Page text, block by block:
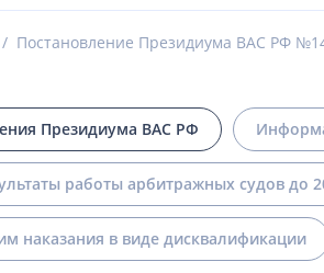
Постановление Президиума ВАС РФ
Президиума ВАС РФ
работы арбитражных судов до
наказания в виде дисквалификации